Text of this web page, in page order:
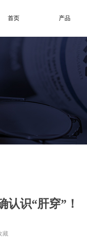
首页 产品
认识“肝穿”！
藏